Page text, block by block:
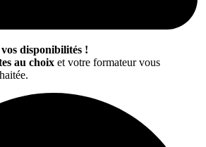
disponibilités !
au choix et votre formateur vous